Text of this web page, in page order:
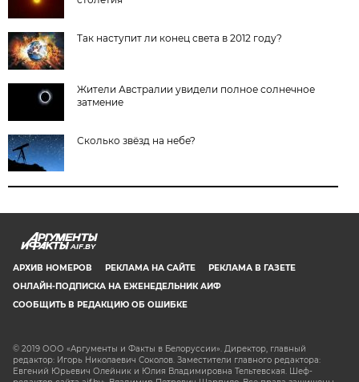
Так наступит ли конец света в 2012 году?
Жители Австралии увидели полное солнечное
затмение
Сколько звёзд на небе?
AIF.BY
АРХИВ НОМЕРОВ РЕКЛАМА НА САЙТЕ
РЕКЛАМА В ГАЗЕТЕ
ОНЛАЙН-ПОДПИСКА НА ЕЖЕНЕДЕЛЬНИК АИФ
СООБЩИТЬ В РЕДАКЦИЮ ОБ ОШИБКЕ
© 2019 ООО «Аргументы и Факты в Белоруссии». Директор, главный
редактор: Игорь Николаевич Соколов. Заместители главного редактора:
Евгений Юрьевич Олейник и Юлия Владимировна Тельтевская. Шеф-